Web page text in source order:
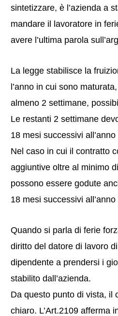
sintetizzare, è l’azienda a
mandare il lavoratore in
avere l’ultima parola
La legge stabilisce la
l’anno in cui sono
almeno 2 settimane,
Le restanti 2 settimane
18 mesi successivi
Nel caso in cui il contratto
aggiuntive oltre al minimo
possono essere godute
18 mesi successivi
Quando si parla di ferie
diritto del datore di lavoro
dipendente a prendersi i
stabilito dall’azienda.
Da questo punto di vista, il
chiaro. L’Art.2109 afferma